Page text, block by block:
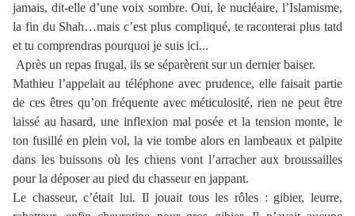
jamais, dit-elle d’une voix sombre. Oui, le nucléaire, l’Islamisme,
la fin du Shah…mais c’est plus compliqué, te raconterai plus tatd
et tu comprendras pourquoi je suis ici...
Après un repas frugal, ils se séparèrent sur un dernier baiser.
Mathieu l’appelait au téléphone avec prudence, elle faisait partie
de ces êtres qu’on fréquente avec méticulosité, rien ne peut être
laissé au hasard, une inflexion mal posée et la tension monte, le
ton fusillé en plein vol, la vie tombe alors en lambeaux et palpite
dans les buissons où les chiens vont l’arracher aux broussailles
pour la déposer au pied du chasseur en jappant.
Le chasseur, c’était lui. Il jouait tous les rôles : gibier, leurre,